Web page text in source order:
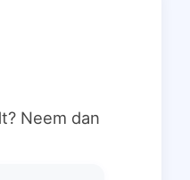
Neem dan